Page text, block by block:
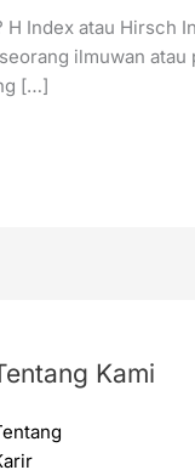
H Index atau
ilmuwan
[…]
Kami